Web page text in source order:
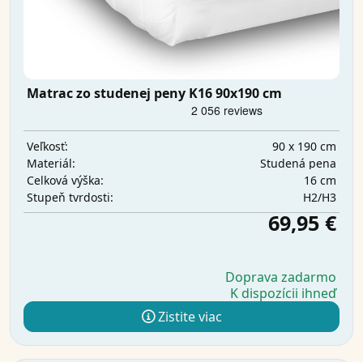
Matrac zo studenej peny K16 90x190 cm
Veľkosť:
90 x 190 cm
Materiál:
Studená pena
Celková výška:
16 cm
Stupeň tvrdosti:
H2/H3
69,95 €
Doprava zadarmo
K dispozícii ihneď
Zistite viac